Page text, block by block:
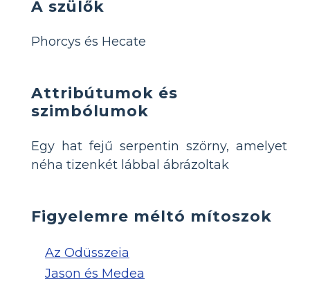
A szülők
Phorcys és Hecate
Attribútumok és
szimbólumok
Egy hat fejű serpentin szörny, amelyet
néha tizenkét lábbal ábrázoltak
Figyelemre méltó mítoszok
Az Odüsszeia
Jason és Medea